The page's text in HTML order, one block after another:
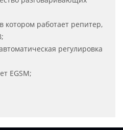
котором работает репитер,
регулировка
EGSM;